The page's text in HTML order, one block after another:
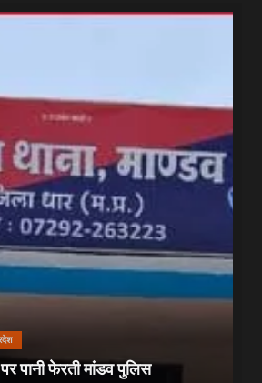
पानी फेरती मांडव पुलिस